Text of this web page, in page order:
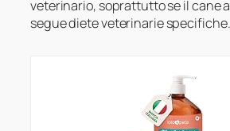
veterinario, soprattutto se il cane
segue diete veterinarie specifiche.